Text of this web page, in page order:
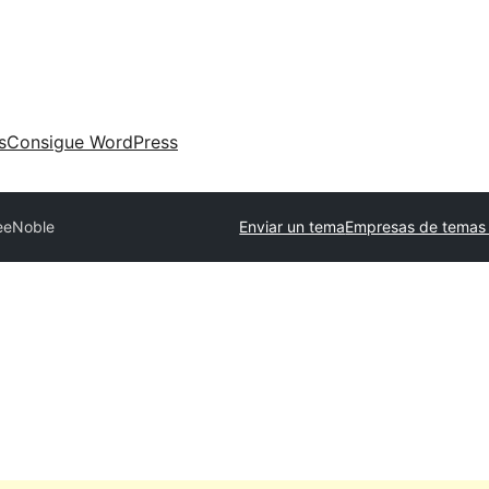
Consigue WordPress
Enviar un temaEmpresas de